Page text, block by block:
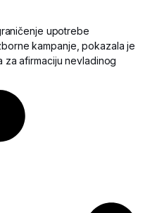
upotrebe
kampanje, pokazala je
za afirmaciju nevladinog